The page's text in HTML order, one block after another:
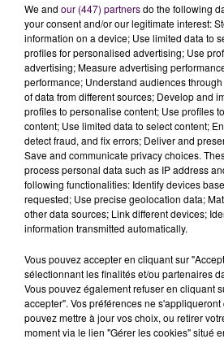
Cyril Séchet, le créateur des 24
souvient de nombreuses
We and our (447) partnersdo the following
your consent and/or our legitimate interest:
information on a device; Use limited data to
profiles for personalised advertising; Use
advertising; Measure advertising
performance; Understand audiences
of data from different sources; Develop and
profiles to personalise content; Use profiles
content; Use limited data to select content;
detect fraud, and fix errors; Deliver and
Save and communicate privacy choices.
process personal data such as IP address
following functionalities: Identify devices
requested; Use precise geolocation data;
other data sources; Link different devices;
information transmitted automatically.
Vous pouvez accepter en cliquant sur
sélectionnant les finalités et/ou partenaires
Vous pouvez également refuser en cliquant
accepter". Vos préférences ne
pouvez mettre à jour vos choix, ou retirer
moment via le lien "Gérer les cookies" situé